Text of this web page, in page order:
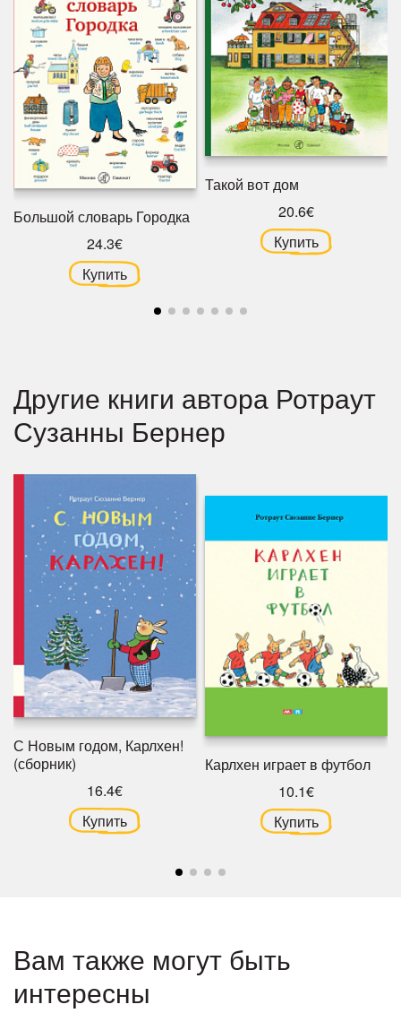
Большой словарь Городка
24.3€
Купить
Такой вот дом
20.6€
Купить
Другие книги автора Ротраут
Сузанны Бернер
С Новым годом, Карлхен!
(сборник)
16.4€
Купить
Карлхен играет в футбол
10.1€
Купить
Вам также могут быть
интересны